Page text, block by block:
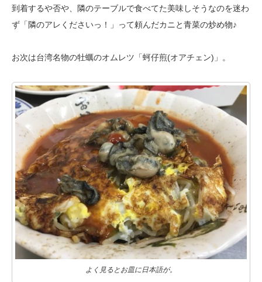
到着するや否や、隣のテーブルで食べてた美味しそうなのを迷わ
ず「隣のアレ くださいっ！」って頼んだカニと青菜の炒め物♪
お次は台湾名物の牡蠣のオムレツ「蚵仔煎(オアチェン)」。
よく見るとお皿に日本語が。